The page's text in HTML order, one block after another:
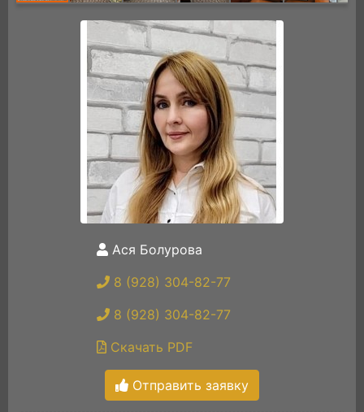
Ася Болурова
8 (928) 304-82-77
8 (928) 304-82-77
Скачать PDF
Отправить заявку